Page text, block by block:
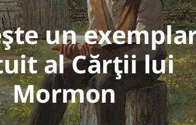
un
al Cărții lui
Mormon